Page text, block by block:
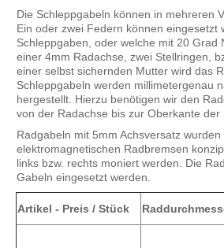
Die Schleppgabeln können in mehreren
Ein oder zwei Federn können eingesetzt
Schleppgaben, oder welche mit 20 Grad
einer 4mm Radachse, zwei Stellringen,
einer selbst sichernden Mutter wird das
Schleppgabeln werden millimetergenau
hergestellt. Hierzu benötigen wir den
von der Radachse bis zur Oberkante der
Radgabeln mit 5mm Achsversatz
elektromagnetischen Radbremsen
links bzw. rechts moniert werden. Die
Gabeln eingesetzt werden.
Artikel - Preis / Stück